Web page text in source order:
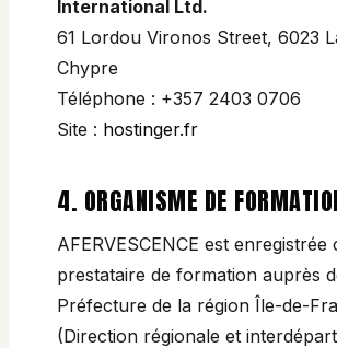
International Ltd.
61 Lordou Vironos Street, 6023
Chypre
Téléphone : +357 2403 0706
Site : hostinger.fr
4. ORGANISME DE
AFERVESCENCE est enregistrée
prestataire de formation auprès
Préfecture de la région Île-de-
(Direction régionale et